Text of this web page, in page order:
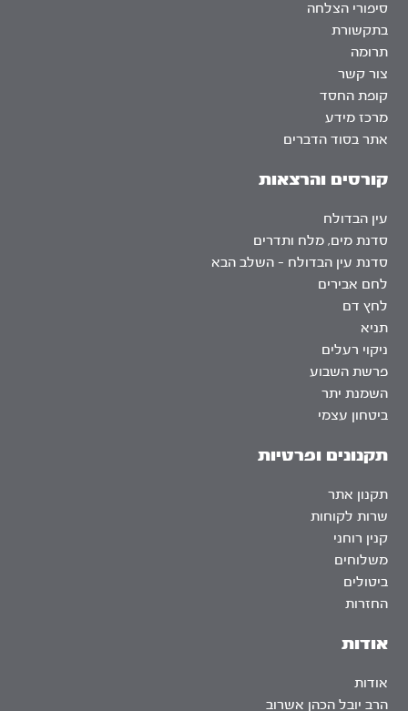
אודות
אודות
הרב יובל הכהן אשרוב
סיפורי הצלחה
בתקשורת
תרומה
צור קשר
קופת החסד
מרכז מידע
אתר בסוד הדברים
קורסים והרצאות
עין הבדולח
סדנת מים, מלח ותדרים
סדנת עין הבדולח – השלב הבא
לחם אבירים
לחץ דם
תניא
ניקוי רעלים
פרשת השבוע
השמנת יתר
ביטחון עצמי
תקנונים ופרטיות
תקנון אתר
שרות לקוחות
קנין רוחני
משלוחים
ביטולים
החזרות